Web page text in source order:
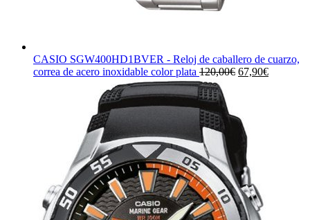
CASIO SGW400HD1BVER - Reloj de caballero de cuarzo,
correa de acero inoxidable color plata 120,00€ El
120,00€.
67,90€El